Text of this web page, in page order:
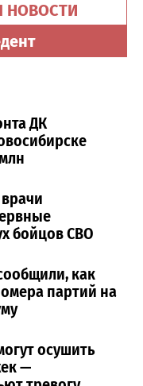
НОВОСТИ
ДК
бойцов СВО
как
партий на
осушить
—